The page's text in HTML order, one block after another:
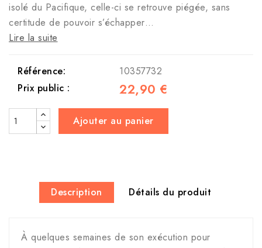
isolé du Pacifique, celle-ci se retrouve piégée, sans
certitude de pouvoir s’échapper…
Lire la suite
Référence:
10357732
Prix public :
22,90 €
Ajouter au panier
Description Détails du produit
À quelques semaines de son exécution pour